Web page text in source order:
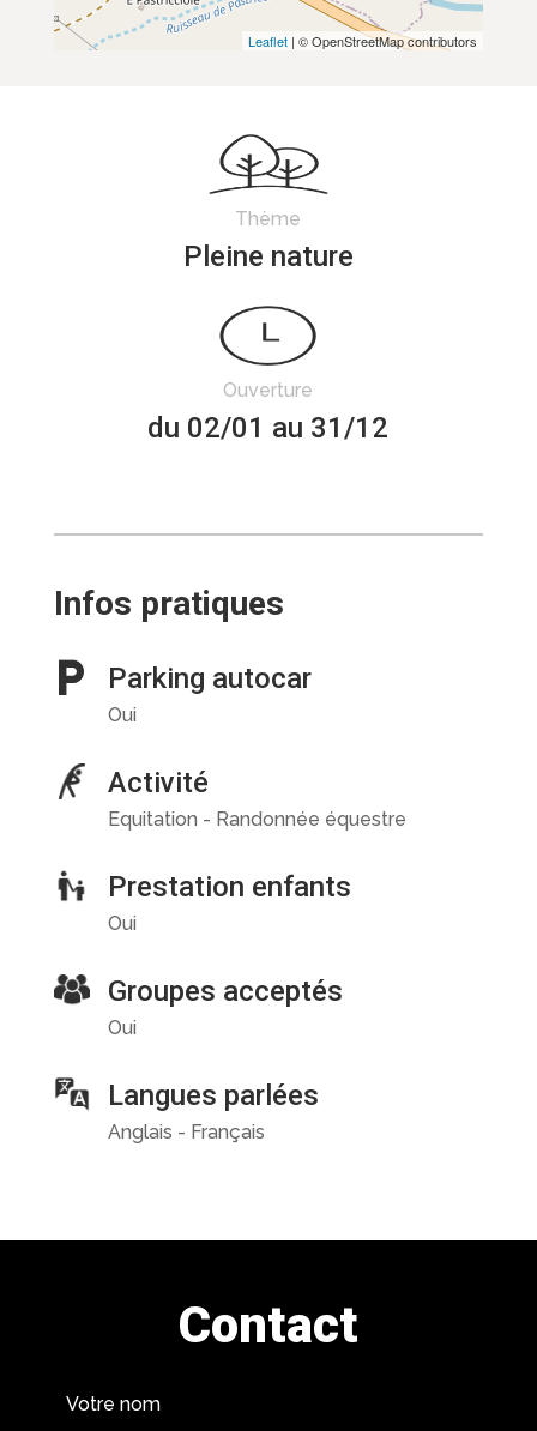
Leaflet | © OpenStreetMap contributors
Thème
Pleine nature
Ouverture
du 02/01 au 31/12
Infos pratiques
Parking autocar
Oui
Activité
Equitation - Randonnée équestre
Prestation enfants
Oui
Groupes acceptés
Oui
Langues parlées
Anglais - Français
Contact
Votre nom